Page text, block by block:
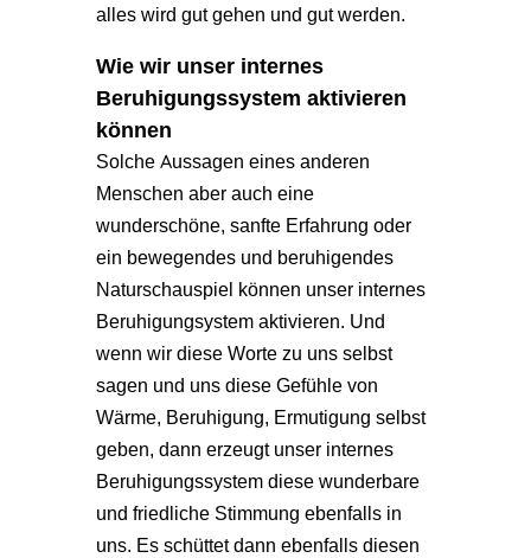
alles wird gut gehen und gut werden.
Wie wir unser internes
Beruhigungssystem aktivieren
können
Solche Aussagen eines anderen
Menschen aber auch eine
wunderschöne, sanfte Erfahrung oder
ein bewegendes und beruhigendes
Naturschauspiel können unser internes
Beruhigungsystem aktivieren. Und
wenn wir diese Worte zu uns selbst
sagen und uns diese Gefühle von
Wärme, Beruhigung, Ermutigung selbst
geben, dann erzeugt unser internes
Beruhigungssystem diese wunderbare
und friedliche Stimmung ebenfalls in
uns. Es schüttet dann ebenfalls diesen